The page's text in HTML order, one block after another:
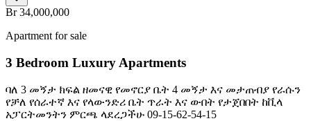
Br 34,000,000
Apartment for sale
3 Bedroom Luxury Apartments
ባለ 3 መኝታ ክፍል ዘመናዊ የመኖርያ ቤት 4 መኝታ እና መታጠብያ የራሱን
የቻለ የሰራተኛ እና የላውንድሪ ቤት ጥራት እና ውበት የታጀበበት ከቪላ
አፓርትመንትን ምርጫ ላደረጋችሁ 09-15-62-54-15